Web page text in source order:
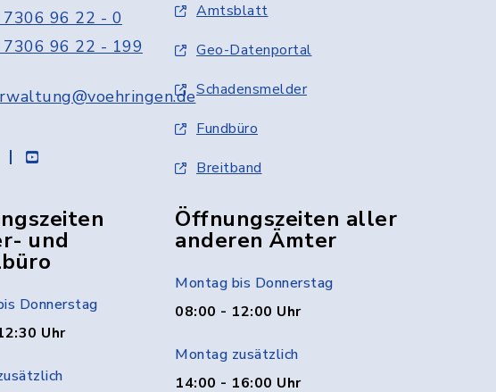
7306 96 22 - 0
7306 96 22 - 199
youtube
Amtsblatt
Geo-Datenportal
Schadensmelder
Fundbüro
Breitband
und
Donnerstag
Uhr
Öffnungszeiten aller
anderen Ämter
Montag bis Donnerstag
08:00 - 12:00 Uhr
Montag zusätzlich
14:00 - 16:00 Uhr